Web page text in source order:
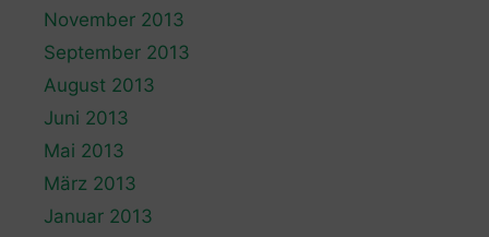
November 2013
September 2013
August 2013
Juni 2013
Mai 2013
März 2013
Januar 2013